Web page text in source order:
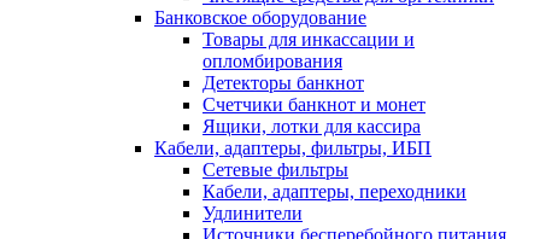
Банковское оборудование
Товары для инкассации и
опломбирования
Детекторы банкнот
Счетчики банкнот и монет
Ящики, лотки для кассира
Кабели, адаптеры, фильтры, ИБП
Сетевые фильтры
Кабели, адаптеры, переходники
Удлинители